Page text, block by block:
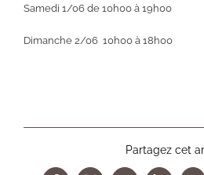
Samedi 1/06 de 10h00 à 19h00
Dimanche 2/06 10h00 à 18h00
Partagez cet